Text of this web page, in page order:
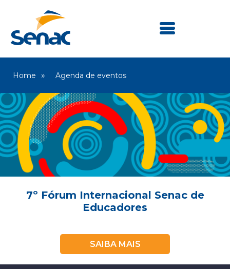
Home Agenda de eventos
7º Fórum Internacional Senac de
Educadores
SAIBA MAIS